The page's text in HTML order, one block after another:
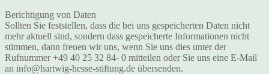
Berichtigung von Daten
Sollten Sie feststellen, dass die bei uns gespeicherten Daten nicht
mehr aktuell sind, sondern dass gespeicherte Informationen nicht
stimmen, dann freuen wir uns, wenn Sie uns dies unter der
Rufnummer +49 40 25 32 84- 0 mitteilen oder Sie uns eine E-Mail
an info@hartwig-hesse-stiftung.de übersenden.